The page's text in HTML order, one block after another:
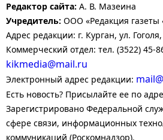
Редактор сайта: А. В. Мазеина
Учредитель: ООО «Редакция газеты
Адрес редакции: г. Курган, ул.
Коммерческий отдел: тел. (3522) 45-
kikmedia@mail.ru
Электронный адрес редакции:
Есть новость? Присылайте ее по
Зарегистрировано Федеральной
сфере связи, информационных
коммуникаций (Роскомнадзор).